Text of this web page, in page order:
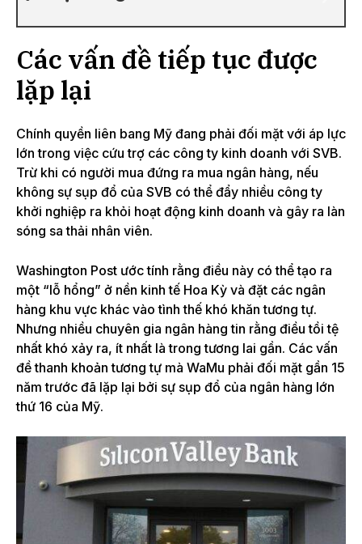
Các vấn đề tiếp tục được
lặp lại
Chính quyền liên bang Mỹ đang phải đối mặt với áp lực
lớn trong việc cứu trợ các công ty kinh doanh với SVB.
Trừ khi có người mua đứng ra mua ngân hàng, nếu
không sự sụp đổ của SVB có thể đẩy nhiều công ty
khởi nghiệp ra khỏi hoạt động kinh doanh và gây ra làn
sóng sa thải nhân viên.
Washington Post ước tính rằng điều này có thể tạo ra
một “lỗ hổng” ở nền kinh tế Hoa Kỳ và đặt các ngân
hàng khu vực khác vào tình thế khó khăn tương tự.
Nhưng nhiều chuyên gia ngân hàng tin rằng điều tồi tệ
nhất khó xảy ra, ít nhất là trong tương lai gần. Các vấn
đề thanh khoản tương tự mà WaMu phải đối mặt gần 15
năm trước đã lặp lại bởi sự sụp đổ của ngân hàng lớn
thứ 16 của Mỹ.